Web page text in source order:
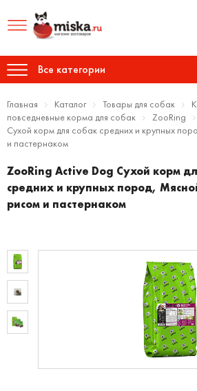
Все категории
Главная Каталог Товары для собак
повседневные корма для собак
ZooRing
Сухой корм для собак средних и крупных
и пастернаком
ZooRing Active Dog Сухой корм
средних и крупных пород,
рисом и пастернаком